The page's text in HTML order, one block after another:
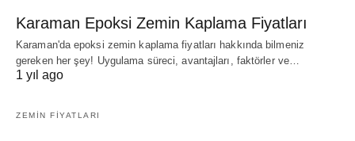
Karaman Epoksi Zemin Kaplama Fiyatları
Karaman'da epoksi zemin kaplama fiyatları hakkında bilmeniz
gereken her şey! Uygulama süreci, avantajları, faktörler ve…
1 yıl ago
ZEMIN FIYATLARI